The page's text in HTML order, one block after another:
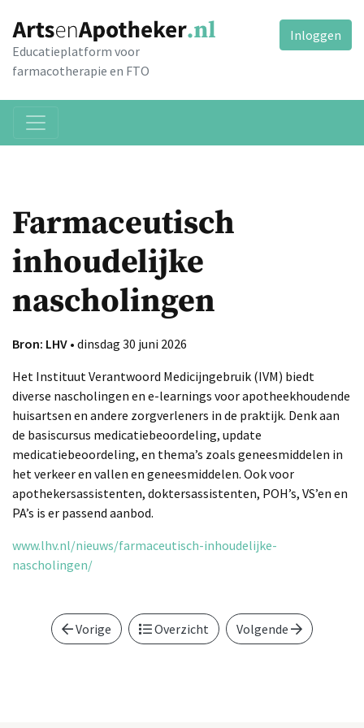
Educatieplatform voor
farmacotherapie en FTO
Inloggen
Farmaceutisch
inhoudelijke
nascholingen
Bron: LHV • dinsdag 30 juni 2026
Het Instituut Verantwoord Medicijngebruik (IVM) biedt
diverse nascholingen en e-learnings voor apotheekhoudende
huisartsen en andere zorgverleners in de praktijk. Denk aan
de basiscursus medicatiebeoordeling, update
medicatiebeoordeling, en thema’s zoals geneesmiddelen in
het verkeer en vallen en geneesmiddelen. Ook voor
apothekersassistenten, doktersassistenten, POH’s, VS’en en
PA’s is er passend aanbod.
www.lhv.nl/nieuws/farmaceutisch-inhoudelijke-
nascholingen/
Vorige Overzicht Volgende